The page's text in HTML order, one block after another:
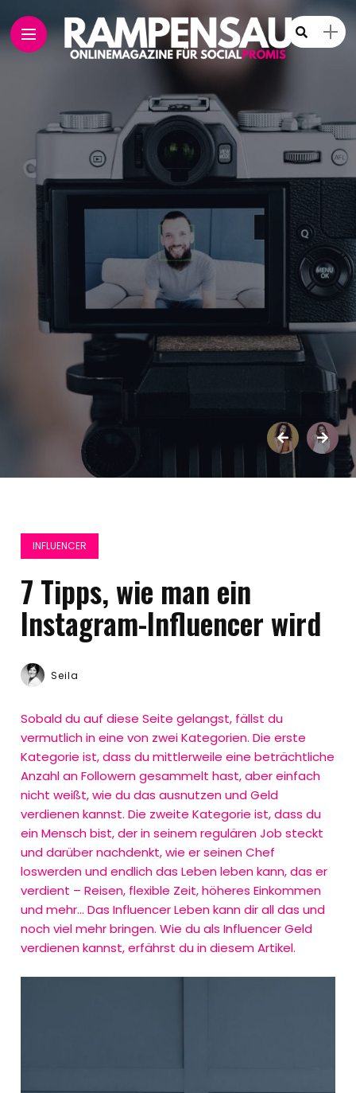
INFLUENCER
7 Tipps, wie man ein
Instagram-Influencer wird
Seila
Sobald du auf diese Seite gelangst, fällst du
vermutlich in eine von zwei Kategorien. Die erste
Kategorie ist, dass du mittlerweile eine beträchtliche
Anzahl an Followern gesammelt hast, aber einfach
nicht weißt, wie du das ausnutzen und Geld
verdienen kannst. Die zweite Kategorie ist, dass du
ein Mensch bist, der in seinem regulären Job steckt
und darüber nachdenkt, wie er seinen Chef
loswerden und endlich das Leben leben kann, das er
verdient – Reisen, flexible Zeit, höheres Einkommen
und mehr… Das Influencer Leben kann dir all das und
noch viel mehr bringen. Wie du als Influencer Geld
verdienen kannst, erfährst du in diesem Artikel.